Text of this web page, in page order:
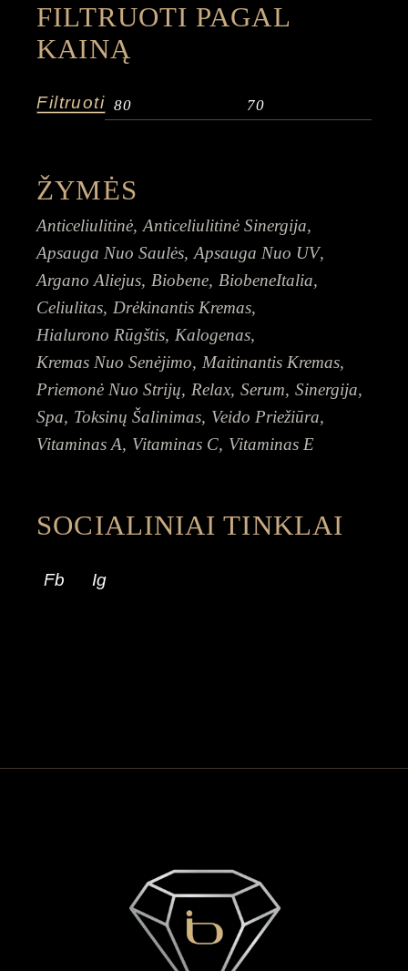
FILTRUOTI PAGAL
KAINĄ
Filtruoti
ŽYMĖS
Anticeliulitinė Anticeliulitinė Sinergija
Apsauga Nuo Saulės Apsauga Nuo UV
Argano Aliejus Biobene BiobeneItalia
Celiulitas Drėkinantis Kremas
Hialurono Rūgštis Kalogenas
Kremas Nuo Senėjimo Maitinantis Kremas
Priemonė Nuo Strijų Relax Serum Sinergija
Spa
Toksinų Šalinimas Veido Priežiūra
Vitaminas A Vitaminas C Vitaminas E
SOCIALINIAI TINKLAI
Fb Ig